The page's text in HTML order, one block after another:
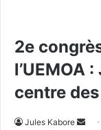
2e
l’UEMOA
centre
Jules Kabore